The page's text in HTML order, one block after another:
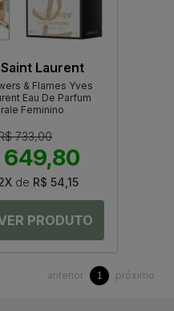
Laurent
& Flames Yves
Eau De Parfum
Feminino
733,00
649,80
de R$ 54,15
anterior 1 próximo